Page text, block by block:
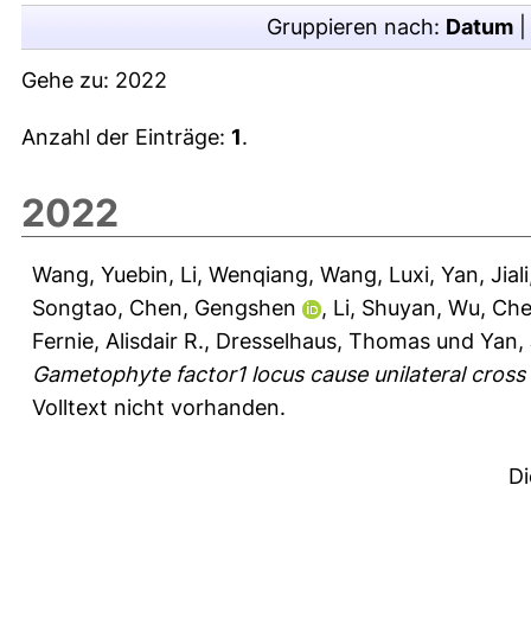
Gruppieren nach: Datum
Gehe zu: 2022
Anzahl der Einträge: 1.
2022
Wang, Yuebin, Li, Wenqiang, Wang, Luxi, Yan, Jiali
Songtao, Chen, Gengshen , Li, Shuyan, Wu,
Fernie, Alisdair R., Dresselhaus, Thomas und Yan,
Gametophyte factor1 locus cause unilateral
Volltext nicht vorhanden.